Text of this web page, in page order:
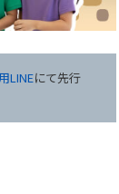
LINEにて先行